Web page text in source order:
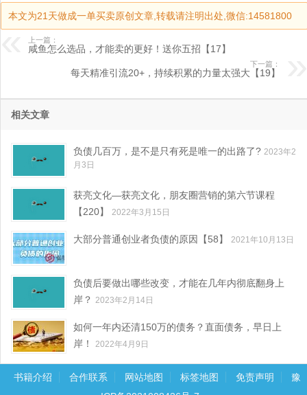
本文为21天做成一单买卖原创文章,转载请注明出处,微信:14581800
上一篇：
咸鱼怎么选品，才能卖的更好！送你五招【17】
下一篇：
每天精准引流20+，持续积累的力量太强大【19】
相关文章
负债几百万，是不是只有死是唯一的出路了? 2023年2
月3日
获亮文化—获亮文化，朋友圈营销的第六节课程
【220】
2022年3月15日
大部分普通创业者负债的原因【58】 2021年10月13日
负债后要做出哪些改变，才能在几年内彻底翻身上
岸？ 2023年2月14日
如何一年内还清150万的债务？直面债务，早日上
岸！
2022年4月9日
书籍介绍 合作联系 网站地图 标签地图 免责声明
豫